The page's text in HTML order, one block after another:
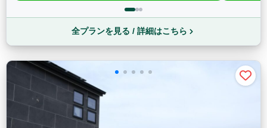
全プランを見る / 詳細はこちら